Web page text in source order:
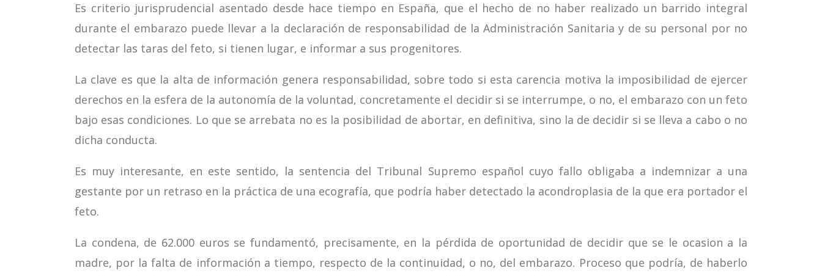
Es criterio jurisprudencial asentado desde hace tiempo en España, que el hecho de no haber realizado un barrido integral
durante el embarazo puede llevar a la declaración de responsabilidad de la Administración Sanitaria y de su personal por no
detectar las taras del feto, si tienen lugar, e informar a sus progenitores.
La clave es que la alta de información genera responsabilidad, sobre todo si esta carencia motiva la imposibilidad de ejercer
derechos en la esfera de la autonomía de la voluntad, concretamente el decidir si se interrumpe, o no, el embarazo con un feto
bajo esas condiciones. Lo que se arrebata no es la posibilidad de abortar, en definitiva, sino la de decidir si se lleva a cabo o no
dicha conducta.
Es muy interesante, en este sentido, la sentencia del Tribunal Supremo español cuyo fallo obligaba a indemnizar a una
gestante por un retraso en la práctica de una ecografía, que podría haber detectado la acondroplasia de la que era portador el
feto.
La condena, de 62.000 euros se fundamentó, precisamente, en la pérdida de oportunidad de decidir que se le ocasion a la
madre, por la falta de información a tiempo, respecto de la continuidad, o no, del embarazo. Proceso que podría, de haberlo